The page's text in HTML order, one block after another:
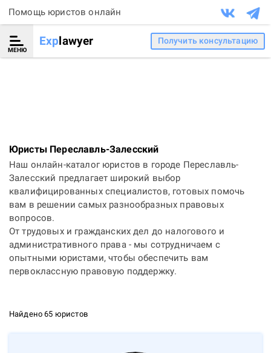
Помощь юристов онлайн
МЕНЮ
Explawyer Получить консультацию
Юристы Переславль-Залесский
Наш онлайн-каталог юристов в городе Переславль-
Залесский предлагает широкий выбор
квалифицированных специалистов, готовых помочь
вам в решении самых разнообразных правовых
вопросов.
От трудовых и гражданских дел до налогового и
административного права - мы сотрудничаем с
опытными юристами, чтобы обеспечить вам
первоклассную правовую поддержку.
Найдено 65 юристов